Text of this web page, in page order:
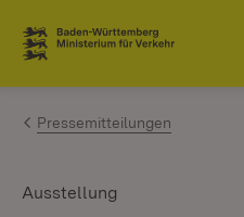
Zum Inhalt springen
Link zur Startseite
Pressemitteilungen
Ausstellung